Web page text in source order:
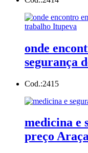
onde
segurança
Cod.:2415
medicina e
preço